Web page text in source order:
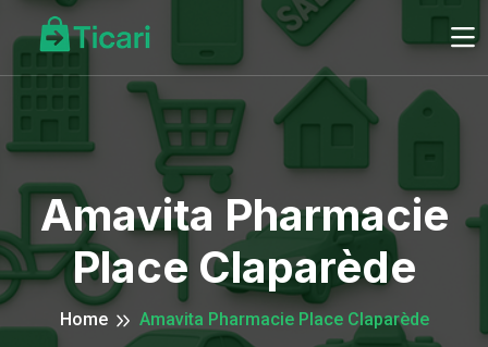
Amavita Pharmacie
Place Claparède
Home Amavita Pharmacie Place Claparède